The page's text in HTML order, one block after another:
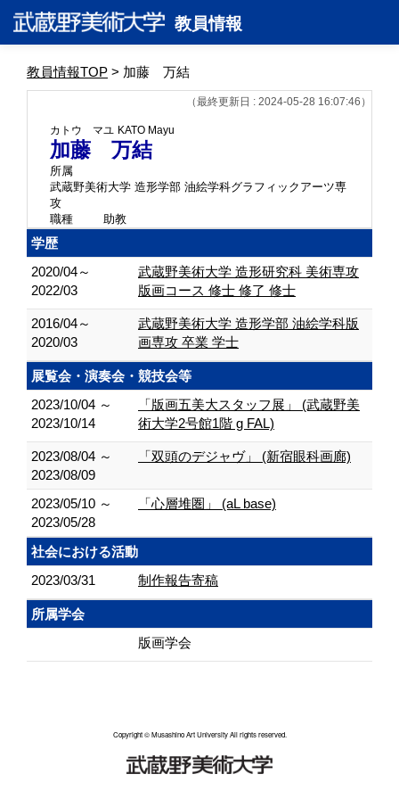
教員情報
教員情報TOP > 加藤 万結
（最終更新日 : 2024-05-28 16:07:46）
カトウ マユ KATO Mayu
加藤 万結
所属
武蔵野美術大学 造形学部 油絵学科グラフィックアーツ専
攻
職種
助教
学歴
2020/04～
2022/03
武蔵野美術大学 造形研究科 美術専攻
版画コース 修士 修了 修士
2016/04～
2020/03
武蔵野美術大学 造形学部 油絵学科版
画専攻 卒業 学士
展覧会・演奏会・競技会等
2023/10/04 ～
2023/10/14
「版画五美大スタッフ展」 (武蔵野美
術大学2号館1階 g FAL)
2023/08/04 ～
2023/08/09
「双頭のデジャヴ」 (新宿眼科画廊)
2023/05/10 ～
2023/05/28
「心層堆圏」 (aL base)
社会における活動
2023/03/31
制作報告寄稿
所属学会
版画学会
Copyright © Musashino Art University All rights reserved.